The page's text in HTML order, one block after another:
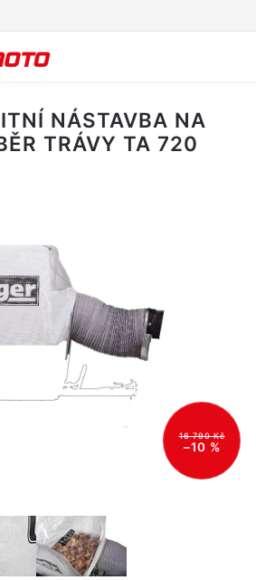
NÁSTAVBA NA
TRÁVY TA 720
16 790 Kč
–10 %